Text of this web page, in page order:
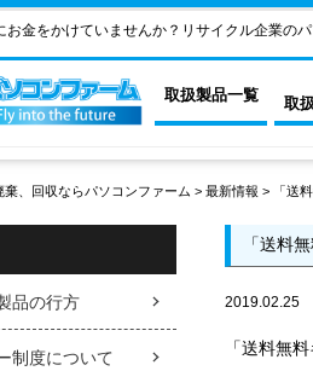
金をかけていませんか？リサイクル企業の
取扱製品一覧
取
棄、回収ならパソコンファーム > 最新情報 > 「送
「送料
2019.02.25
「送料無
品の行方
制度について